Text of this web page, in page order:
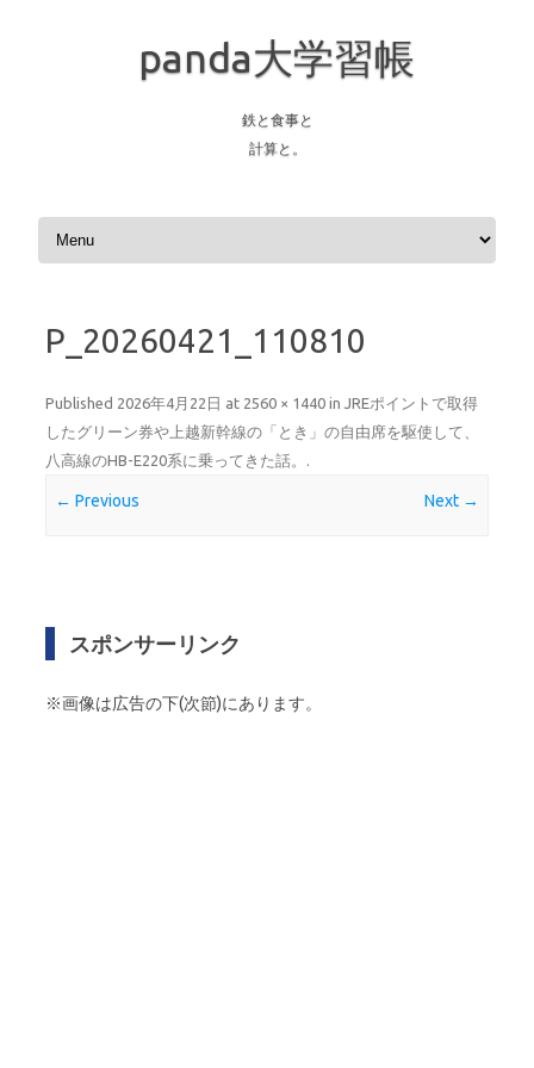
panda大学習帳
鉄と食事と
計算と。
Skip to content
P_20260421_110810
Published 2026年4月22日 at 2560 × 1440 in JREポイントで取得
したグリーン券や上越新幹線の「とき」の自由席を駆使して、
八高線のHB-E220系に乗ってきた話。 .
← Previous Next →
スポンサーリンク
※画像は広告の下(次節)にあります。